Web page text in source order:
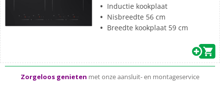
Inductie kookplaat
Nisbreedte 56 cm
Breedte kookplaat 59 cm
Zorgeloos genieten met onze aansluit- en montageservice